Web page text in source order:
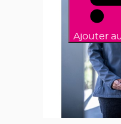
Ajouter